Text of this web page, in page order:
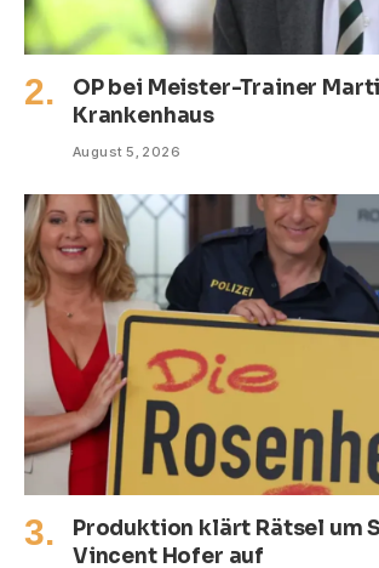
OP bei Meister-Trainer
Krankenhaus
August 5, 2026
Produktion klärt Rätsel um
Vincent Hofer auf